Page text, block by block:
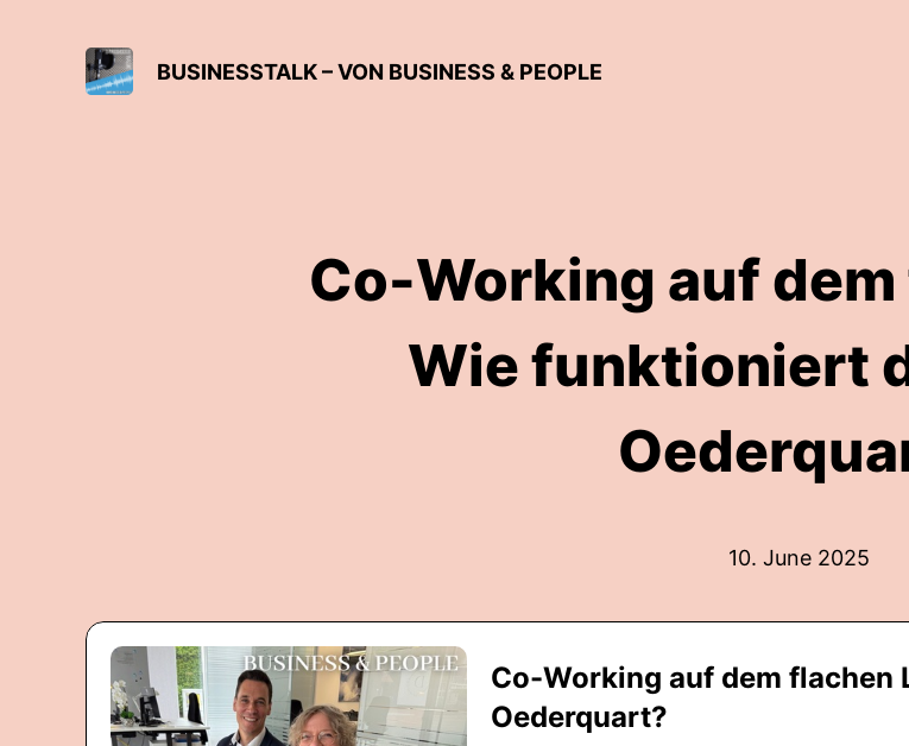
BUSINESSTALK – VON BUSINESS & PEOPLE
Co-Working auf
Wie funktioniert
10. June 2025